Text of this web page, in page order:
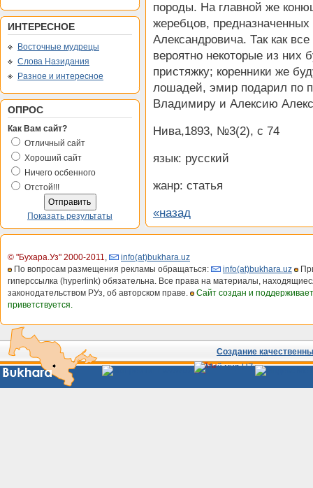
ИНТЕРЕСНОЕ
Восточные мудрецы
Слова Назидания
Разное и интересное
ОПРОС
Как Вам сайт?
Отличный сайт
Хороший сайт
Ничего осбенного
Отстой!!!
Показать результаты
породы. На главной же
жеребцов,
Александровича. Так как
вероятно некоторые из них
пристяжку; коренники же
лошадей, эмир подарил по
Владимиру и Алексию
Нива,1893, №3(2), с 74
язык: русский
жанр: статья
«назад
© "Бухара.Уз" 2000-2011,
info(at)bukhara.uz
По вопросам размещения рекламы обращаться:
info(at)bukhara.uz
гиперссылка (hyperlink) обязательна. Все права на материалы,
законодательством РУз, об авторском праве.
Сайт создан и
приветствуется.
Создание
Сайты
Узбекистана